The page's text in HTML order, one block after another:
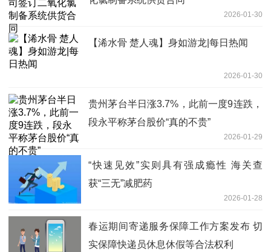
2026-01-30
【浠水骨 楚人魂】身如游龙|每日热闻
2026-01-30
贵州茅台半日涨3.7%，此前一度9连跌，
段永平称茅台股价“真的不贵”
2026-01-29
“快速见效”实则具有强成瘾性 海关查
获“三无”减肥药
2026-01-28
春运期间寄递服务保障工作方案发布 切
实保障快递员休息休假等合法权利